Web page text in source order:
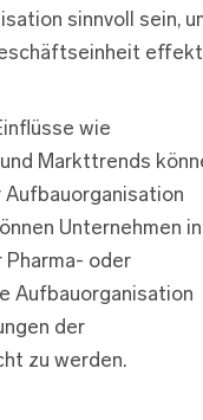
sinnvoll sein,
wie
Markttrends
Unternehmen in
Pharma- oder
Aufbauorganisation
der
zu werden.